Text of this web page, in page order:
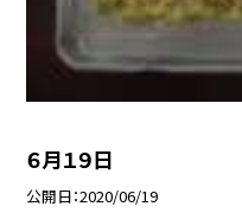
６月１９日
公開日 2020/06/19